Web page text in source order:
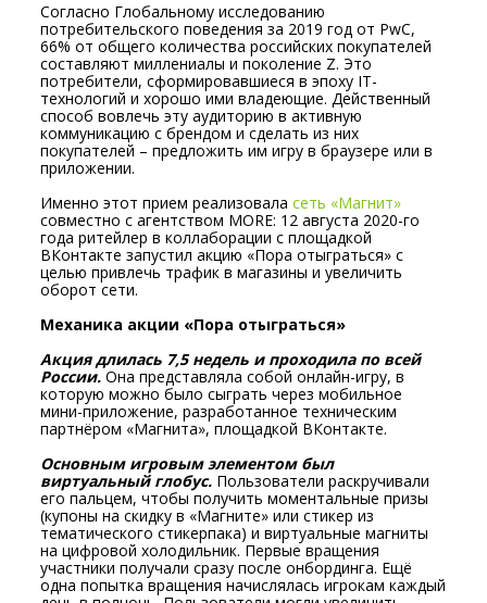
Согласно Глобальному исследованию
потребительского поведения за 2019 год от PwC,
66% от общего количества российских покупателей
составляют миллениалы и поколение Z. Это
потребители, сформировавшиеся в эпоху IT-
технологий и хорошо ими владеющие. Действенный
способ вовлечь эту аудиторию в активную
коммуникацию с брендом и сделать из них
покупателей – предложить им игру в браузере или в
приложении.
Именно этот прием реализоваласеть «Магнит»
совместно с агентством MORE: 12 августа 2020-го
года ритейлер в коллаборации с площадкой
ВКонтакте запустил акцию «Пора отыграться» с
целью привлечь трафик в магазины и увеличить
оборот сети.
Механика акции «Пора отыграться»
Акция длилась 7,5 недель и проходила по всей
России. Она представляла собой онлайн-игру, в
которую можно было сыграть через мобильное
мини-приложение, разработанное техническим
партнёром «Магнита», площадкой ВКонтакте.
Основным игровым элементом был
виртуальный глобус. Пользователи раскручивали
его пальцем, чтобы получить моментальные призы
(купоны на скидку в «Магните» или стикер из
тематического стикерпака) и виртуальные магниты
на цифровой холодильник. Первые вращения
участники получали сразу после онбординга. Ещё
одна попытка вращения начислялась игрокам каждый